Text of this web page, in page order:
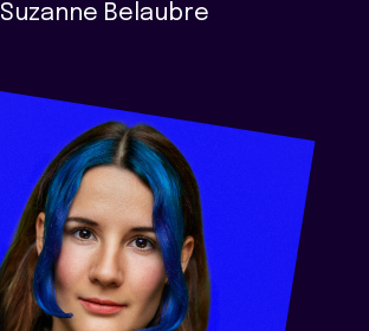
Suzanne Belaubre